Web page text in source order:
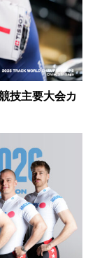
技主要大会カ